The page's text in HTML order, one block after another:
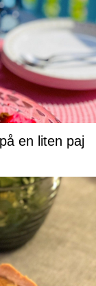
en liten paj